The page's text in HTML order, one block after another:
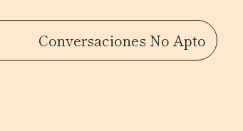
Conversaciones No Apto